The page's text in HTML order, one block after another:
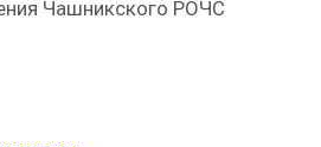
Чашникского РОЧС